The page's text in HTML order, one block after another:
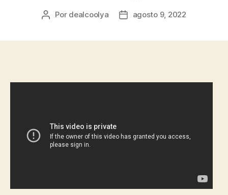
Autor
Por dealcoolya
Fechaagosto 9, 2022